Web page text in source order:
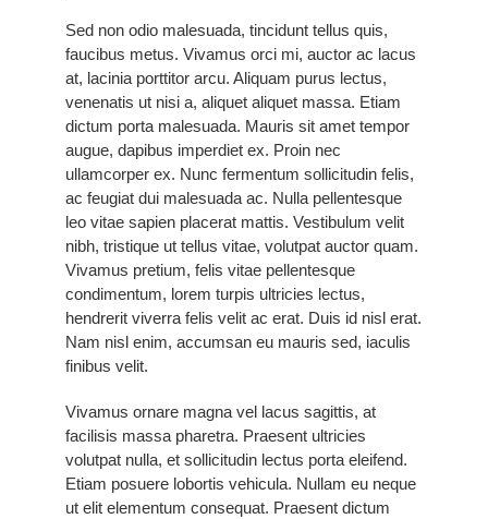
Sed non odio malesuada, tincidunt tellus quis,
faucibus metus. Vivamus orci mi, auctor ac lacus
at, lacinia porttitor arcu. Aliquam purus lectus,
venenatis ut nisi a, aliquet aliquet massa. Etiam
dictum porta malesuada. Mauris sit amet tempor
augue, dapibus imperdiet ex. Proin nec
ullamcorper ex. Nunc fermentum sollicitudin felis,
ac feugiat dui malesuada ac. Nulla pellentesque
leo vitae sapien placerat mattis. Vestibulum velit
nibh, tristique ut tellus vitae, volutpat auctor quam.
Vivamus pretium, felis vitae pellentesque
condimentum, lorem turpis ultricies lectus,
hendrerit viverra felis velit ac erat. Duis id nisl erat.
Nam nisl enim, accumsan eu mauris sed, iaculis
finibus velit.
Vivamus ornare magna vel lacus sagittis, at
facilisis massa pharetra. Praesent ultricies
volutpat nulla, et sollicitudin lectus porta eleifend.
Etiam posuere lobortis vehicula. Nullam eu neque
ut elit elementum consequat. Praesent dictum